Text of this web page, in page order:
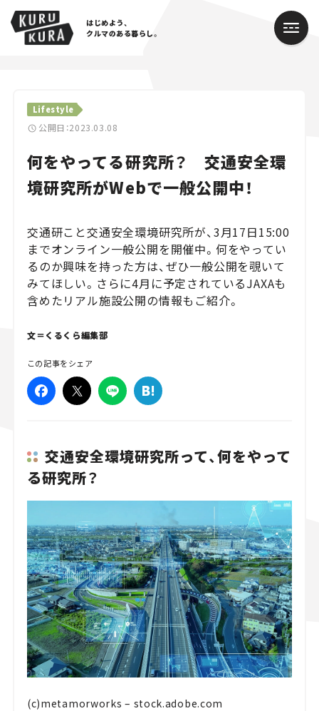
はじめよう、
クルマのある暮らし。
Lifestyle
公開日：2023.03.08
何をやってる研究所？ 交通安全環
境研究所がWebで一般公開中！
交通研こと交通安全環境研究所が、3月17日15:00
までオンライン一般公開を開催中。何をやってい
るのか興味を持った方は、ぜひ一般公開を覗いて
みてほしい。さらに4月に予定されているJAXAも
含めたリアル施設公開の情報もご紹介。
文＝くるくら編集部
この記事をシェア
交通安全環境研究所って、何をやって
る研究所？
(c)metamorworks – stock.adobe.com
Cars
Lifestyle
Traffic
Special
Series
Campaign
スズキ ジムニー｜Suzuki Jimny
マツダ｜Mazda